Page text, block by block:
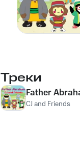
Треки
Father
CJ and Friends